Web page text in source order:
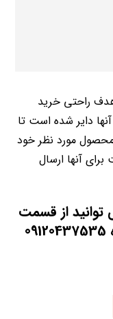
راحتی خرید
دایر شده است تا
مورد نظر خود
آنها ارسال
از قسمت
تماس با ما اقدام کرده یا با شماره 09120437535